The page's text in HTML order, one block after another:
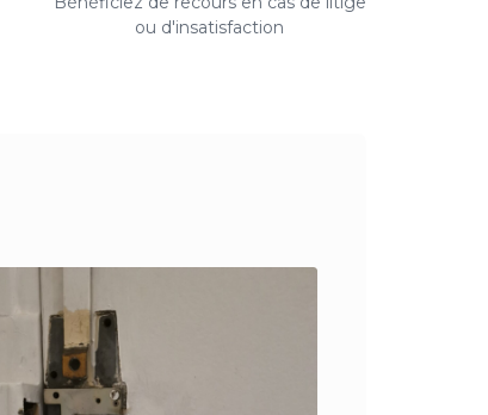
ou d'insatisfaction